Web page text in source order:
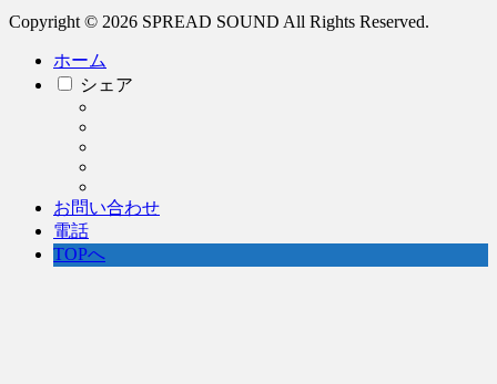
Copyright © 2026 SPREAD SOUND All Rights Reserved.
ホーム
シェア
お問い合わせ
電話
TOPへ